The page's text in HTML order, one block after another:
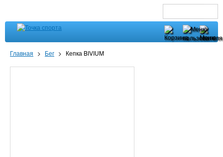
Главная > Бег > Кепка BIVIUM